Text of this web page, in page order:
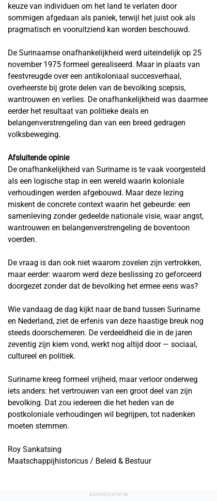
keuze van individuen om het land te verlaten door
sommigen afgedaan als paniek, terwijl het juist ook als
pragmatisch en vooruitziend kan worden beschouwd.
De Surinaamse onafhankelijkheid werd uiteindelijk op 25
november 1975 formeel gerealiseerd. Maar in plaats van
feestvreugde over een antikoloniaal succesverhaal,
overheerste bij grote delen van de bevolking scepsis,
wantrouwen en verlies. De onafhankelijkheid was daarmee
eerder het resultaat van politieke deals en
belangenverstrengeling dan van een breed gedragen
volksbeweging.
Afsluitende opinie
De onafhankelijkheid van Suriname is te vaak voorgesteld
als een logische stap in een wereld waarin koloniale
verhoudingen werden afgebouwd. Maar deze lezing
miskent de concrete context waarin het gebeurde: een
samenleving zonder gedeelde nationale visie, waar angst,
wantrouwen en belangenverstrengeling de boventoon
voerden.
De vraag is dan ook niet waarom zovelen zijn vertrokken,
maar eerder: waarom werd deze beslissing zo geforceerd
doorgezet zonder dat de bevolking het ermee eens was?
Wie vandaag de dag kijkt naar de band tussen Suriname
en Nederland, ziet de erfenis van deze haastige breuk nog
steeds doorschemeren. De verdeeldheid die in de jaren
zeventig zijn kiem vond, werkt nog altijd door — sociaal,
cultureel en politiek.
Suriname kreeg formeel vrijheid, maar verloor onderweg
iets anders: het vertrouwen van een groot deel van zijn
bevolking. Dat zou iedereen die het heden van de
postkoloniale verhoudingen wil begrijpen, tot nadenken
moeten stemmen.
Roy Sankatsing
Maatschappijhistoricus / Beleid & Bestuur